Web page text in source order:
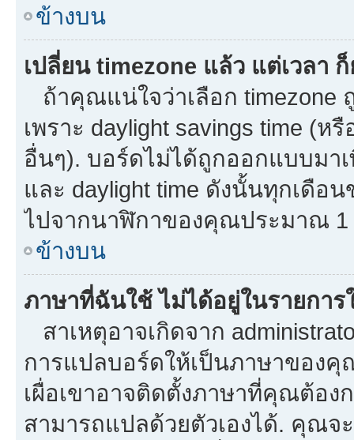
ข้างบน
เปลี่ยน timezone แล้ว แต่เวลา
ถ้าคุณแน่ใจว่าเลือก timezone
เพราะ daylight savings time (ห
อื่นๆ). บอร์ดไม่ได้ถูกออกแบบมา
และ daylight time ดังนั้นทุกเดือ
ไปจากนาฬิกาของคุณประมาณ 1
ข้างบน
ภาษาที่ฉันใช้ ไม่ได้อยู่ในรายการ
สาเหตุอาจเกิดจาก
การแปลบอร์ดให้เป็นภาษาของคุ
เผื่อเขาอาจติดตั้งภาษาที่คุณต้อ
สามารถแปลด้วยตัวเองได้. คุณจ